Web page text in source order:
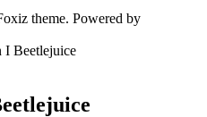
theme. Powered by
I Beetlejuice